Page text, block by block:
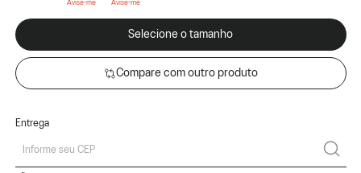
Selecione o tamanho
Compare com outro produto
Entrega